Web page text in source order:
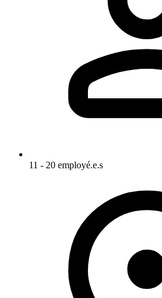
11 - 20 employé.e.s